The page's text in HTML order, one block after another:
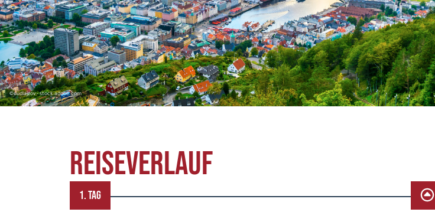
©dudlajzov - stock.adobe.com
REISEVERLAUF
1. TAG